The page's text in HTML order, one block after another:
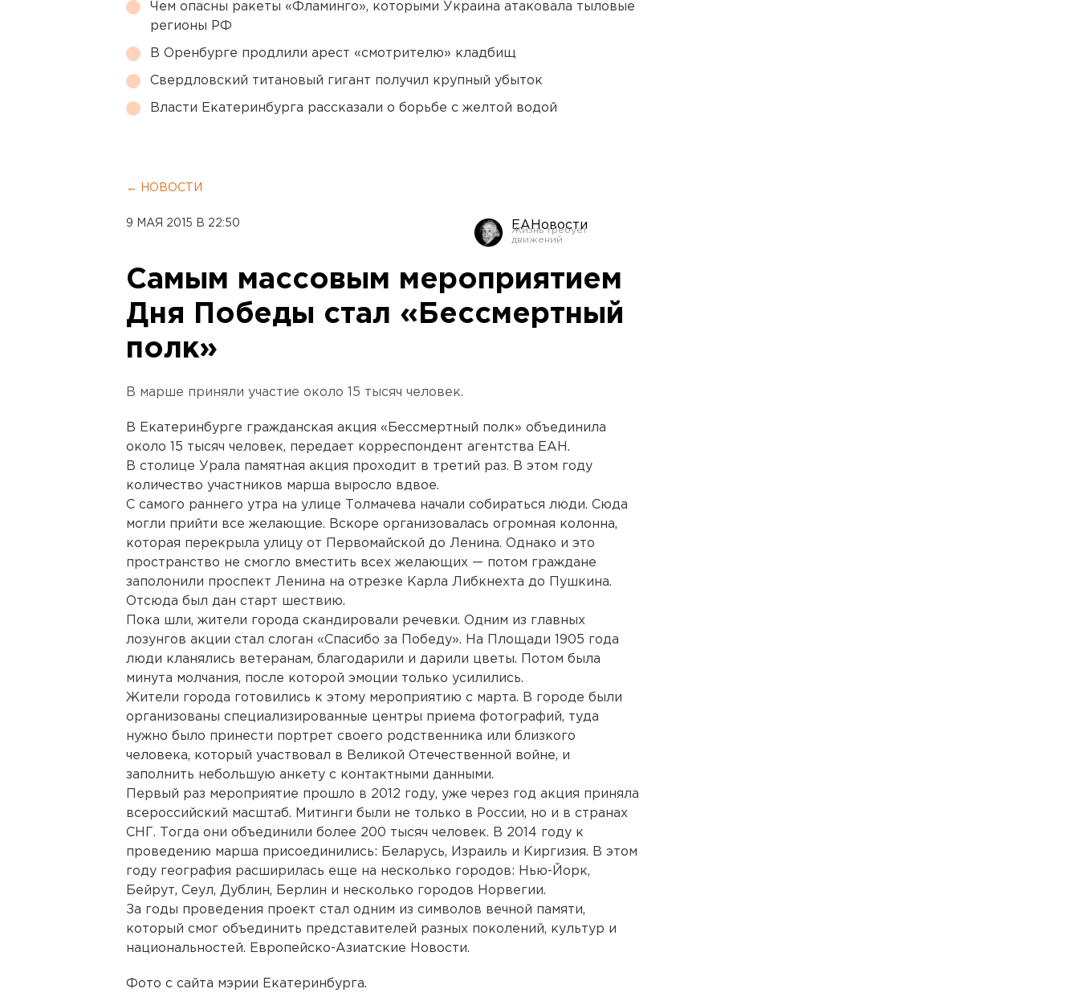
Чем опасны ракеты «Фламинго», которыми Украина атаковала тыловые
регионы РФ
В Оренбурге продлили арест «смотрителю» кладбищ
Свердловский титановый гигант получил крупный убыток
Власти Екатеринбурга рассказали о борьбе с желтой водой
← НОВОСТИ
9 МАЯ 2015 В 22:50 ЕАНовости
Самым массовым мероприятием
Дня Победы стал «Бессмертный
полк»
В марше приняли участие около 15 тысяч человек.
В Екатеринбурге гражданская акция «Бессмертный полк» объединила
около 15 тысяч человек, передает корреспондент агентства ЕАН.
В столице Урала памятная акция проходит в третий раз. В этом году
количество участников марша выросло вдвое.
С самого раннего утра на улице Толмачева начали собираться люди. Сюда
могли прийти все желающие. Вскоре организовалась огромная колонна,
которая перекрыла улицу от Первомайской до Ленина. Однако и это
пространство не смогло вместить всех желающих — потом граждане
заполонили проспект Ленина на отрезке Карла Либкнехта до Пушкина.
Отсюда был дан старт шествию.
Пока шли, жители города скандировали речевки. Одним из главных
лозунгов акции стал слоган «Спасибо за Победу». На Площади 1905 года
люди кланялись ветеранам, благодарили и дарили цветы. Потом была
минута молчания, после которой эмоции только усилились.
Жители города готовились к этому мероприятию с марта. В городе были
организованы специализированные центры приема фотографий, туда
нужно было принести портрет своего родственника или близкого
человека, который участвовал в Великой Отечественной войне, и
заполнить небольшую анкету с контактными данными.
Первый раз мероприятие прошло в 2012 году, уже через год акция приняла
всероссийский масштаб. Митинги были не только в России, но и в странах
СНГ. Тогда они объединили более 200 тысяч человек. В 2014 году к
проведению марша присоединились: Беларусь, Израиль и Киргизия. В этом
году география расширилась еще на несколько городов: Нью-Йорк,
Бейрут, Сеул, Дублин, Берлин и несколько городов Норвегии.
За годы проведения проект стал одним из символов вечной памяти,
который смог объединить представителей разных поколений, культур и
национальностей. Европейско-Азиатские Новости.
Фото с сайта мэрии Екатеринбурга.